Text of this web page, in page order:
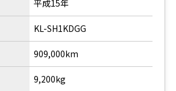
平成15年
KL-SH1KDGG
909,000km
9,200kg